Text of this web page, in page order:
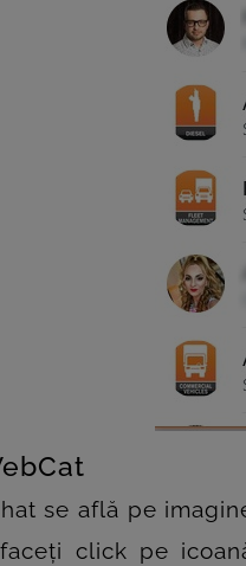
se află pe
click pe